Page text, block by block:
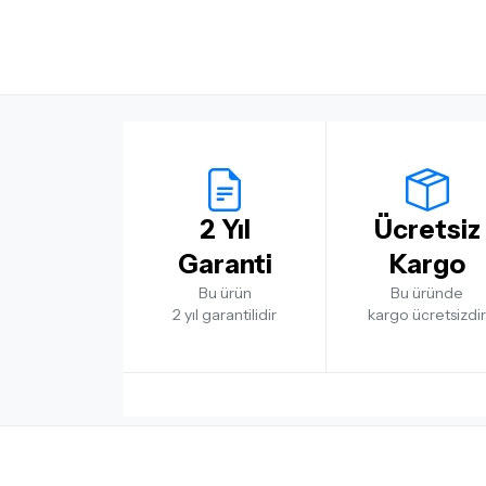
2 Yıl
Garanti
Bu ürün
2 yıl garantilidir
Ücretsiz
Kargo
Bu üründe
kargo ücretsizdir